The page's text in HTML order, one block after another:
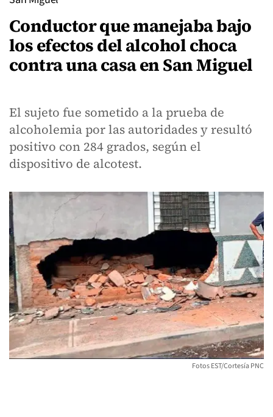
Conductor que manejaba bajo
los efectos del alcohol choca
contra una casa en San Miguel
El sujeto fue sometido a la prueba de
alcoholemia por las autoridades y resultó
positivo con 284 grados, según el
dispositivo de alcotest.
Fotos EST/Cortesía PNC